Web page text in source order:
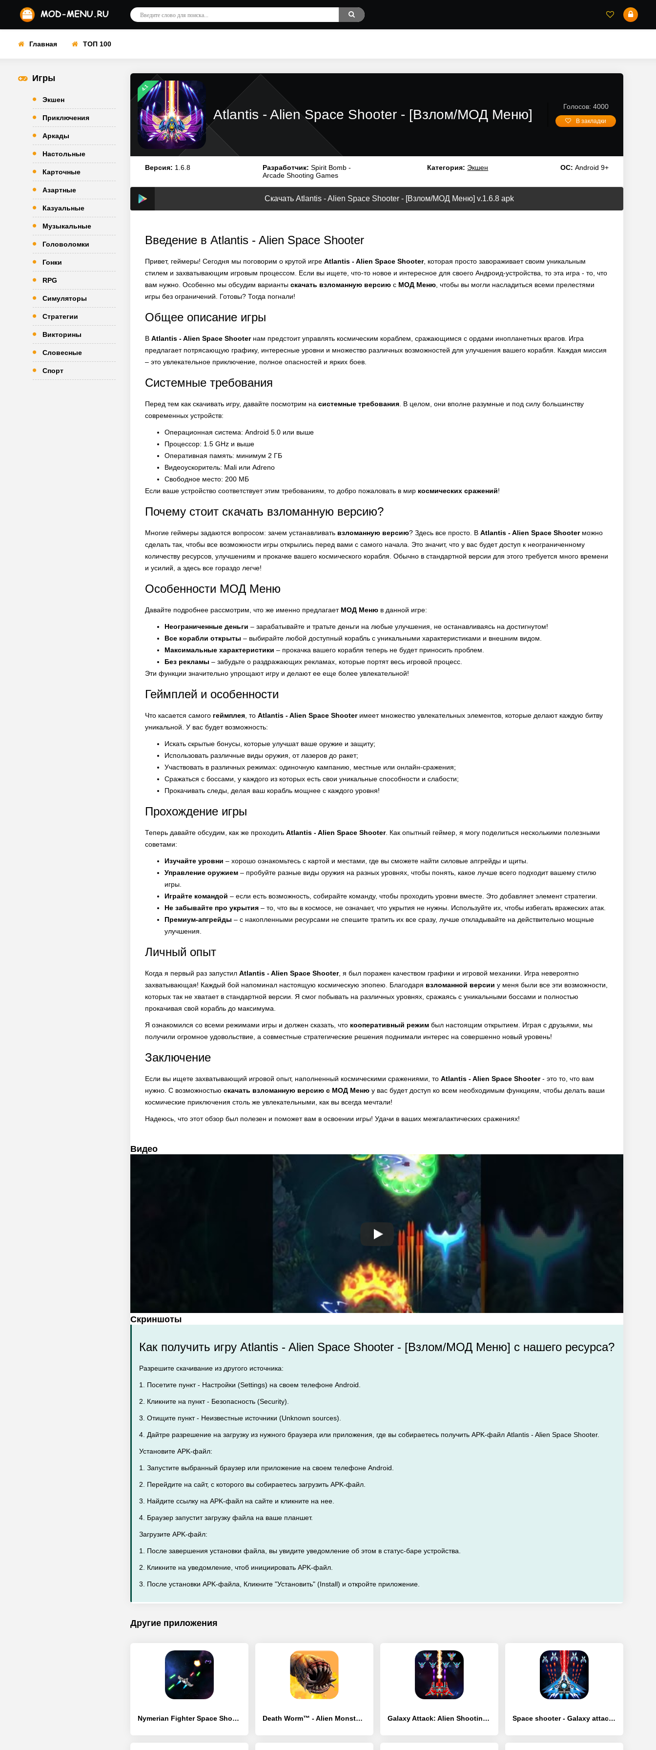
Главная ТОП 100
Игры
Экшен
Приключения
Аркады
Настольные
Карточные
Азартные
Казуальные
Музыкальные
Головоломки
Гонки
RPG
Симуляторы
Стратегии
Викторины
Словесные
Спорт
4.1
Atlantis - Alien Space Shooter - [Взлом/МОД Меню]
Голосов: 4000
В закладки
Версия: 1.6.8 Разработчик: Spirit Bomb -
Arcade Shooting Games
Категория: Экшен ОС: Android 9+
Скачать Atlantis - Alien Space Shooter - [Взлом/МОД Меню] v.1.6.8 apk
Введение в Atlantis - Alien Space Shooter
Привет, геймеры! Сегодня мы поговорим о крутой игре Atlantis - Alien Space Shooter, которая просто завораживает своим уникальным
стилем и захватывающим игровым процессом. Если вы ищете, что-то новое и интересное для своего Андроид-устройства, то эта игра - то, что
вам нужно. Особенно мы обсудим варианты скачать взломанную версию с МОД Меню , чтобы вы могли насладиться всеми прелестями
игры без ограничений. Готовы? Тогда погнали!
Общее описание игры
В Atlantis - Alien Space Shooterнам предстоит управлять космическим кораблем, сражающимся с ордами инопланетных врагов. Игра
предлагает потрясающую графику, интересные уровни и множество различных возможностей для улучшения вашего корабля. Каждая миссия
– это увлекательное приключение, полное опасностей и ярких боев.
Системные требования
Перед тем как скачивать игру, давайте посмотрим на системные требования . В целом, они вполне разумные и под силу большинству
современных устройств:
Операционная система: Android 5.0 или выше
Процессор: 1.5 GHz и выше
Оперативная память: минимум 2 ГБ
Видеоускоритель: Mali или Adreno
Свободное место: 200 МБ
Если ваше устройство соответствует этим требованиям, то добро пожаловать в мир космических сражений!
Почему стоит скачать взломанную версию?
Многие геймеры задаются вопросом: зачем устанавливать взломанную версию? Здесь все просто. В Atlantis - Alien Space Shooterможно
сделать так, чтобы все возможности игры открылись перед вами с самого начала. Это значит, что у вас будет доступ к неограниченному
количеству ресурсов, улучшениям и прокачке вашего космического корабля. Обычно в стандартной версии для этого требуется много времени
и усилий, а здесь все гораздо легче!
Особенности МОД Меню
Давайте подробнее рассмотрим, что же именно предлагает МОД Меню в данной игре:
Неограниченные деньги – зарабатывайте и тратьте деньги на любые улучшения, не останавливаясь на достигнутом!
Все корабли открыты – выбирайте любой доступный корабль с уникальными характеристиками и внешним видом.
Максимальные характеристики – прокачка вашего корабля теперь не будет приносить проблем.
Без рекламы – забудьте о раздражающих рекламах, которые портят весь игровой процесс.
Эти функции значительно упрощают игру и делают ее еще более увлекательной!
Геймплей и особенности
Что касается самого геймплея , то Atlantis - Alien Space Shooterимеет множество увлекательных элементов, которые делают каждую битву
уникальной. У вас будет возможность:
Искать скрытые бонусы, которые улучшат ваше оружие и защиту;
Использовать различные виды оружия, от лазеров до ракет;
Участвовать в различных режимах: одиночную кампанию, местные или онлайн-сражения;
Сражаться с боссами, у каждого из которых есть свои уникальные способности и слабости;
Прокачивать следы, делая ваш корабль мощнее с каждого уровня!
Прохождение игры
Теперь давайте обсудим, как же проходить Atlantis - Alien Space Shooter. Как опытный геймер, я могу поделиться несколькими полезными
советами:
Изучайте уровни – хорошо ознакомьтесь с картой и местами, где вы сможете найти силовые апгрейды и щиты.
Управление оружием – пробуйте разные виды оружия на разных уровнях, чтобы понять, какое лучше всего подходит вашему стилю
игры.
Играйте командой – если есть возможность, собирайте команду, чтобы проходить уровни вместе. Это добавляет элемент стратегии.
Не забывайте про укрытия – то, что вы в космосе, не означает, что укрытия не нужны. Используйте их, чтобы избегать вражеских атак.
Премиум-апгрейды – с накопленными ресурсами не спешите тратить их все сразу, лучше откладывайте на действительно мощные
улучшения.
Личный опыт
Когда я первый раз запустил Atlantis - Alien Space Shooter, я был поражен качеством графики и игровой механики. Игра невероятно
захватывающая! Каждый бой напоминал настоящую космическую эпопею. Благодаря взломанной версии у меня были все эти возможности,
которых так не хватает в стандартной версии. Я смог побывать на различных уровнях, сражаясь с уникальными боссами и полностью
прокачивая свой корабль до максимума.
Я ознакомился со всеми режимами игры и должен сказать, что кооперативный режим был настоящим открытием. Играя с друзьями, мы
получили огромное удовольствие, а совместные стратегические решения поднимали интерес на совершенно новый уровень!
Заключение
Если вы ищете захватывающий игровой опыт, наполненный космическими сражениями, то Atlantis - Alien Space Shooter- это то, что вам
нужно. С возможностью скачать взломанную версию с МОД Меню у вас будет доступ ко всем необходимым функциям, чтобы делать ваши
космические приключения столь же увлекательными, как вы всегда мечтали!
Надеюсь, что этот обзор был полезен и поможет вам в освоении игры! Удачи в ваших межгалактических сражениях!
Видео
Скриншоты
Как получить игру Atlantis - Alien Space Shooter - [Взлом/МОД Меню] с нашего ресурса?
Разрешите скачивание из другого источника:
1. Посетите пункт - Настройки (Settings) на своем телефоне Android.
2. Кликните на пункт - Безопасность (Security).
3. Отищите пункт - Неизвестные источники (Unknown sources).
4. Дайтре разрешение на загрузку из нужного браузера или приложения, где вы собираетесь получить APK-файл Atlantis - Alien Space Shooter.
Установите APK-файл:
1. Запустите выбранный браузер или приложение на своем телефоне Android.
2. Перейдите на сайт, с которого вы собираетесь загрузить APK-файл.
3. Найдите ссылку на APK-файл на сайте и кликните на нее.
4. Браузер запустит загрузку файла на ваше планшет.
Загрузите APK-файл:
1. После завершения установки файла, вы увидите уведомление об этом в статус-баре устройства.
2. Кликните на уведомление, чтоб инициировать APK-файл.
3. После установки APK-файла, Кликните "Установить" (Install) и откройте приложение.
Другие приложения
Nymerian Fighter Space Shooter - [Взлом/МОД Все открыто] Death Worm™ - Alien Monster - [Взлом/МОД Все открыто] Galaxy Attack: Alien Shooting - [Взлом/МОД Бесконечные деньги] Space shooter - Galaxy attack - [Взлом/МОД Много денег]